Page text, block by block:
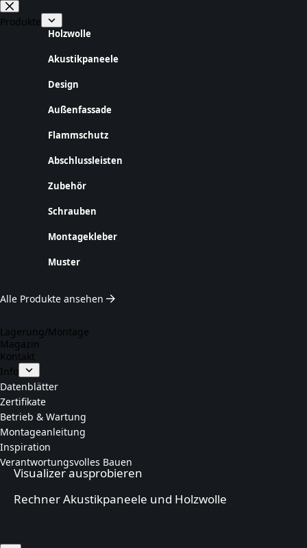
Zum
Inhalt
springen
Produkte
Holzwolle
Akustikpaneele
Design
Außenfassade
Flammschutz
Abschlussleisten
Zubehör
Schrauben
Montagekleber
Muster
Alle Produkte ansehen
Lagerung/Montage
Magazin
Kontakt
Info
Datenblätter
Zertifikate
Betrieb & Wartung
Montageanleitung
Inspiration
Verantwortungsvolles Bauen
Visualizer ausprobieren
Rechner Akustikpaneele und Holzwolle